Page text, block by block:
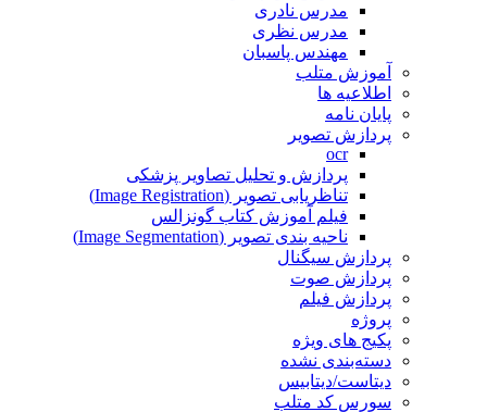
مدرس نادری
مدرس نظری
مهندس پاسبان
آموزش متلب
اطلاعیه ها
پایان نامه
پردازش تصویر
ocr
پردازش و تحلیل تصاویر پزشکی
تناظریابی تصویر (Image Registration)
فیلم آموزش کتاب گونزالس
ناحیه بندی تصویر (Image Segmentation)
پردازش سیگنال
پردازش صوت
پردازش فیلم
پروژه
پکیج های ویژه
دسته‌بندی نشده
دیتاست/دیتابیس
سورس کد متلب